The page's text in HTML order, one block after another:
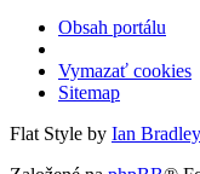
Obsah portálu
Vymazať cookies
Sitemap
Flat Style by Ian Bradley